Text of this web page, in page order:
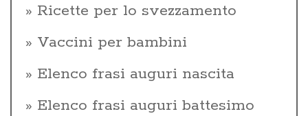
Ricette per lo svezzamento
Vaccini per bambini
Elenco frasi auguri nascita
Elenco frasi auguri battesimo